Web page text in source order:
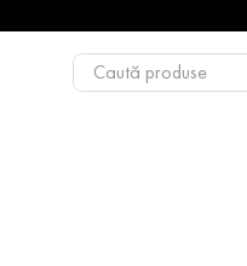
Caută produse